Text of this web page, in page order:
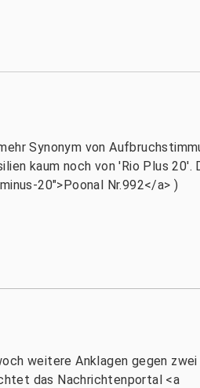
Synonym von
kaum noch von 'Rio Plus 20'.
20">Poonal Nr.992</a> )
weitere Anklagen gegen
das Nachrichtenportal <a